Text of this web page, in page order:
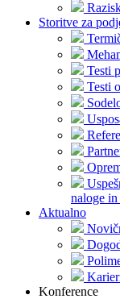
Storitve za
Testi
Testi
naloge
Aktualno
Konference